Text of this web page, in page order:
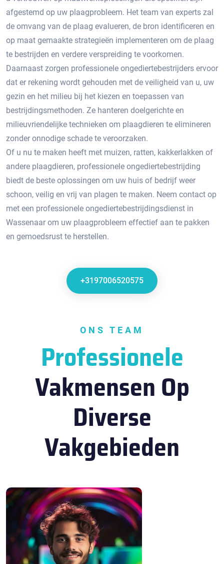
afgestemd op uw plaagprobleem.​ Het team van experts zal
de omvang van de plaag evalueren, de bron identificeren en
op maat gemaakte strategieën implementeren om de plaag
te bestrijden en verdere verspreiding te voorkomen.
Daarnaast zorgen professionele ongediertebestrijders ervoor
dat er rekening wordt gehouden met de veiligheid van u, uw
gezin en het milieu bij het kiezen en toepassen van
bestrijdingsmethoden.​ Ze hanteren doelgerichte en
milieuvriendelijke technieken om plaagdieren te elimineren
zonder onnodige schade te veroorzaken.​
Of u nu te maken heeft met muizen, ratten, kakkerlakken of
andere plaagdieren, professionele ongediertebestrijding
biedt de beste oplossingen om uw huis of bedrijf weer
schoon, veilig en vrij van plagen te maken.​ Neem contact op
met een professionele ongediertebestrijdingsdienst in
Wassenaar om uw plaagprobleem effectief aan te pakken
en gemoedsrust te herstellen.​
+3197006520575
ONS TEAM
Professionele
Vakmensen Op
Diverse
Vakgebieden